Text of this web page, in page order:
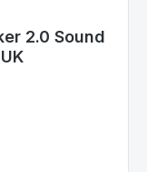
2.0 Sound